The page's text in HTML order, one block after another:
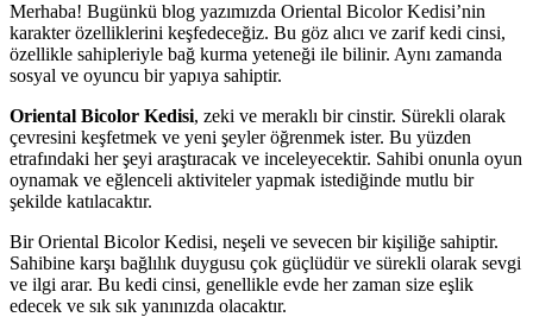
Merhaba! Bugünkü blog yazımızda Oriental Bicolor Kedisi’nin
karakter özelliklerini keşfedeceğiz. Bu göz alıcı ve zarif kedi cinsi,
özellikle sahipleriyle bağ kurma yeteneği ile bilinir. Aynı zamanda
sosyal ve oyuncu bir yapıya sahiptir.
Oriental Bicolor Kedisi, zeki ve meraklı bir cinstir. Sürekli olarak
çevresini keşfetmek ve yeni şeyler öğrenmek ister. Bu yüzden
etrafındaki her şeyi araştıracak ve inceleyecektir. Sahibi onunla oyun
oynamak ve eğlenceli aktiviteler yapmak istediğinde mutlu bir
şekilde katılacaktır.
Bir Oriental Bicolor Kedisi, neşeli ve sevecen bir kişiliğe sahiptir.
Sahibine karşı bağlılık duygusu çok güçlüdür ve sürekli olarak sevgi
ve ilgi arar. Bu kedi cinsi, genellikle evde her zaman size eşlik
edecek ve sık sık yanınızda olacaktır.